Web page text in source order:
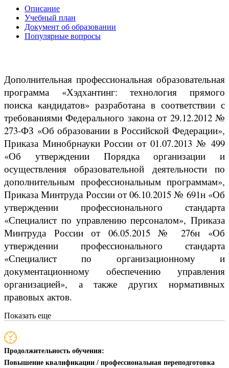
Описание
Учебный план
Документ об образовании
Популярные вопросы
Дополнительная профессиональная образовательная
программа «Хэдхантинг: технология прямого
поиска кандидатов» разработана в соответствии с
требованиями Федерального закона от 29.12.2012 №
273-ФЗ «Об образовании в Российской Федерации»,
Приказа Минобрнауки России от 01.07.2013 № 499
«Об утверждении Порядка организации и
осуществления образовательной деятельности по
дополнительным профессиональным программам»,
Приказа Минтруда России от 06.10.2015 № 691н «Об
утверждении профессионального стандарта
«Специалист по управлению персоналом», Приказа
Минтруда России от 06.05.2015 № 276н «Об
утверждении профессионального стандарта
«Специалист по организационному и
документационному обеспечению управления
организацией», а также других нормативных
правовых актов.
Показать еще
Продолжительность обучения:
Повышение квалификации / профессиональная переподготовка